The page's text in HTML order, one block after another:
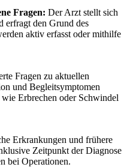
Fragen: Der Arzt stellt sich
erfragt den Grund des
aktiv erfasst oder mithilfe
Fragen zu aktuellen
und Begleitsymptomen
Erbrechen oder Schwindel
Erkrankungen und frühere
Zeitpunkt der Diagnose
bei Operationen.